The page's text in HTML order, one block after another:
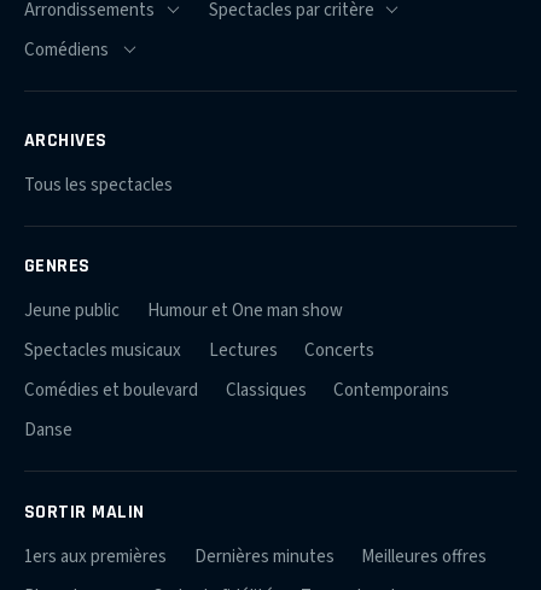
ARCHIVES
Tous les spectacles
GENRES
Jeune public
Humour et One man show
Spectacles musicaux
Lectures
Concerts
Comédies et boulevard
Classiques
Contemporains
Danse
SORTIR MALIN
1ers aux premières Dernières minutes
Meilleures offres